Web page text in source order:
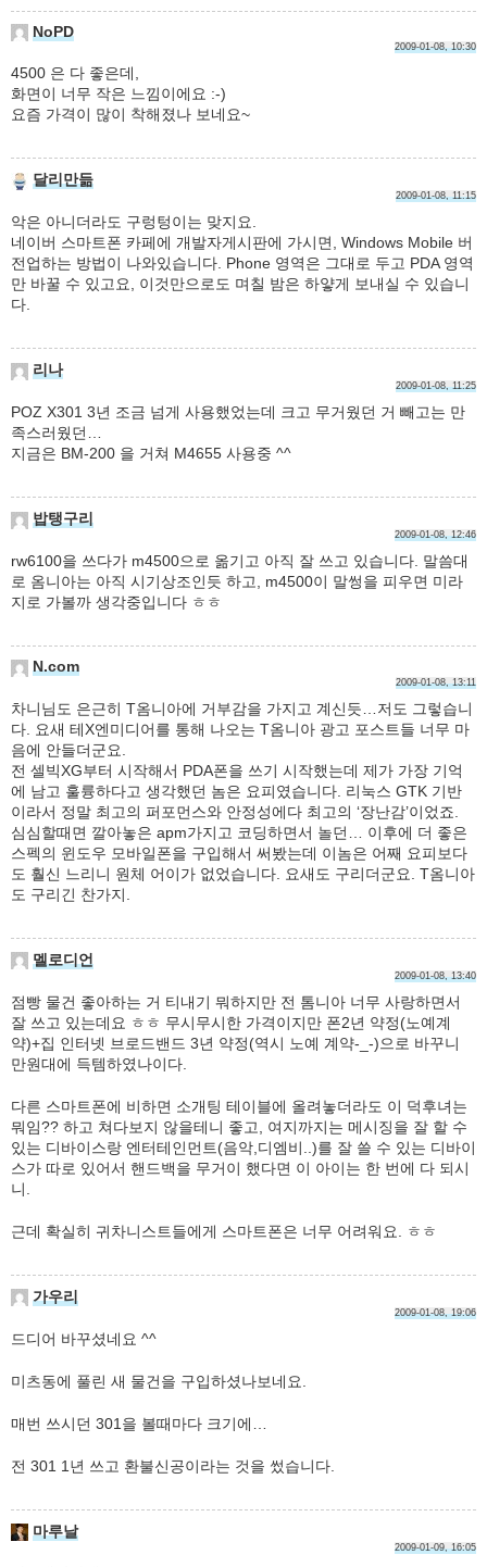
NoPD
2009-01-08, 10:30
4500 은 다 좋은데,
화면이 너무 작은 느낌이에요 :-)
요즘 가격이 많이 착해졌나 보네요~
달리만듦
2009-01-08, 11:15
악은 아니더라도 구렁텅이는 맞지요.
네이버 스마트폰 카페에 개발자게시판에 가시면, Windows Mobile 버
전업하는 방법이 나와있습니다. Phone 영역은 그대로 두고 PDA 영역
만 바꿀 수 있고요, 이것만으로도 며칠 밤은 하얗게 보내실 수 있습니
다.
리나
2009-01-08, 11:25
POZ X301 3년 조금 넘게 사용했었는데 크고 무거웠던 거 빼고는 만
족스러웠던…
지금은 BM-200 을 거쳐 M4655 사용중 ^^
밥탱구리
2009-01-08, 12:46
rw6100을 쓰다가 m4500으로 옮기고 아직 잘 쓰고 있습니다. 말씀대
로 옴니아는 아직 시기상조인듯 하고, m4500이 말썽을 피우면 미라
지로 가볼까 생각중입니다 ㅎㅎ
N.com
2009-01-08, 13:11
차니님도 은근히 T옴니아에 거부감을 가지고 계신듯…저도 그렇습니
다. 요새 테X엔미디어를 통해 나오는 T옴니아 광고 포스트들 너무 마
음에 안들더군요.
전 셀빅XG부터 시작해서 PDA폰을 쓰기 시작했는데 제가 가장 기억
에 남고 훌륭하다고 생각했던 놈은 요피였습니다. 리눅스 GTK 기반
이라서 정말 최고의 퍼포먼스와 안정성에다 최고의 ‘장난감’이었죠.
심심할때면 깔아놓은 apm가지고 코딩하면서 놀던… 이후에 더 좋은
스펙의 윈도우 모바일폰을 구입해서 써봤는데 이놈은 어째 요피보다
도 훨신 느리니 원체 어이가 없었습니다. 요새도 구리더군요. T옴니아
도 구리긴 찬가지.
멜로디언
2009-01-08, 13:40
점빵 물건 좋아하는 거 티내기 뭐하지만 전 톰니아 너무 사랑하면서
잘 쓰고 있는데요 ㅎㅎ 무시무시한 가격이지만 폰2년 약정(노예계
약)+집 인터넷 브로드밴드 3년 약정(역시 노예 계약-_-)으로 바꾸니
만원대에 득템하였나이다.
다른 스마트폰에 비하면 소개팅 테이블에 올려놓더라도 이 덕후녀는
뭐임?? 하고 쳐다보지 않을테니 좋고, 여지까지는 메시징을 잘 할 수
있는 디바이스랑 엔터테인먼트(음악,디엠비..)를 잘 쓸 수 있는 디바이
스가 따로 있어서 핸드백을 무거이 했다면 이 아이는 한 번에 다 되시
니.
근데 확실히 귀차니스트들에게 스마트폰은 너무 어려워요. ㅎㅎ
가우리
2009-01-08, 19:06
드디어 바꾸셨네요 ^^
미츠동에 풀린 새 물건을 구입하셨나보네요.
매번 쓰시던 301을 볼때마다 크기에…
전 301 1년 쓰고 환불신공이라는 것을 썼습니다.
마루날
2009-01-09, 16:05